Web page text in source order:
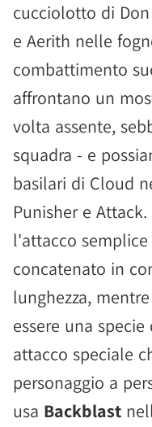
cucciolotto di
e Aerith nelle
combattimento
affrontano un
volta assente,
squadra - e
basilari di Cloud
Punisher e
l'attacco semplice
concatenato in
lunghezza,
essere una
attacco speciale
personaggio a
usa Backblast